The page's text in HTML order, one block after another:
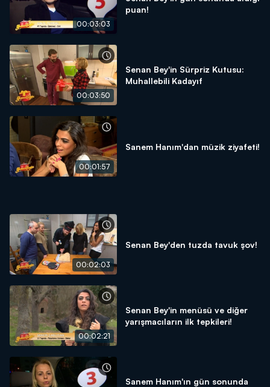
00:03:03
puan!
00:03:50
Senan Bey'in Sürpriz Kutusu:
Muhallebili Kadayıf
00:01:57
Sanem Hanım'dan müzik ziyafeti!
00:02:03
Senan Bey'den tuzda tavuk şov!
00:02:21
Senan Bey'in menüsü ve diğer
yarışmacıların ilk tepkileri!
Sanem Hanım'ın gün sonunda